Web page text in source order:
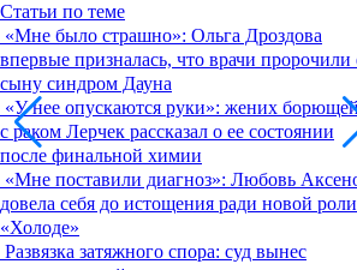
Статьи по теме
«Мне было страшно»: Ольга Дроздова
впервые призналась, что врачи пророчили
сыну синдром Дауна
«У нее опускаются руки»: жених
с раком Лерчек рассказал о ее состоянии
после финальной химии
«Мне поставили диагноз»: Любовь
довела себя до истощения ради новой
«Холоде»
Развязка затяжного спора: суд вынес